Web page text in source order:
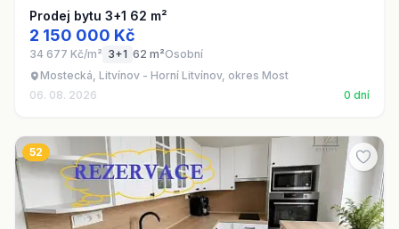
Prodej bytu 3+1 62 m²
2 150 000 Kč
34 677 Kč/m² 3+1 62 m²Osobní
Mostecká, Litvínov - Horní Litvínov, okres Most
06. 08. 2026
0 dní
52